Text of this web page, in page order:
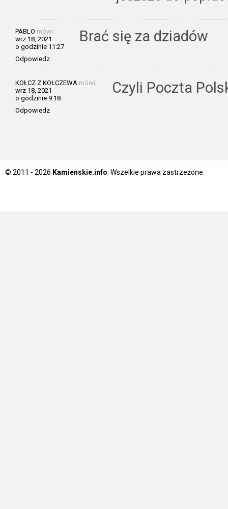
PABLO mówi:
wrz 18, 2021
o godzinie 11:27
Odpowiedz
Brać się za dziadów
KOŁCZ Z KOŁCZEWA mówi:
wrz 18, 2021
o godzinie 9:18
Odpowiedz
Czyli Poczta
© 2011 - 2026 Kamienskie.info . Wszelkie prawa zastrzeżone.